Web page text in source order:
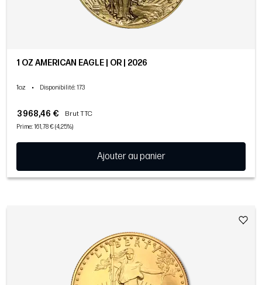
1 OZ AMERICAN EAGLE | OR | 2026
1oz • Disponibilité: 173
3 968,46 € Brut TTC
Prime: 161,78 € (4,25%)
Ajouter au panier